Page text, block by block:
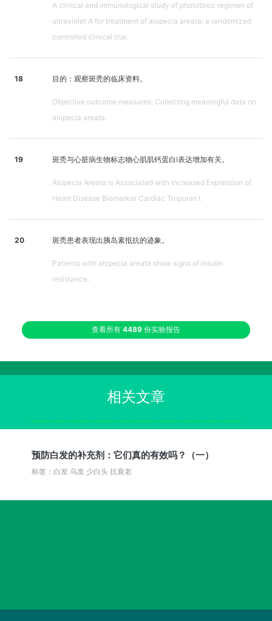
A clinical and immunological study of phototoxic regimen of
ultraviolet A for treatment of alopecia areata: a randomized
controlled clinical trial.
18 目的：观察斑秃的临床资料。
Objective outcome measures: Collecting meaningful data on
alopecia areata.
19 斑秃与心脏病生物标志物心肌肌钙蛋白I表达增加有关。
Alopecia Areata is Associated with Increased Expression of
Heart Disease Biomarker Cardiac Troponin I.
20 斑秃患者表现出胰岛素抵抗的迹象。
Patients with alopecia areata show signs of insulin
resistance.
查看所有 4489 份实验报告
相关文章
预防白发的补充剂：它们真的有效吗？（一）
标签：白发 乌发 少白头 抗衰老